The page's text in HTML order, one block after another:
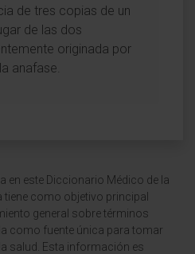
de tres copias de un
de las dos
originada por
anafase.
en este Diccionario Médico de la
tiene como objetivo principal
general sobre términos
como fuente única para tomar
salud. Esta información es